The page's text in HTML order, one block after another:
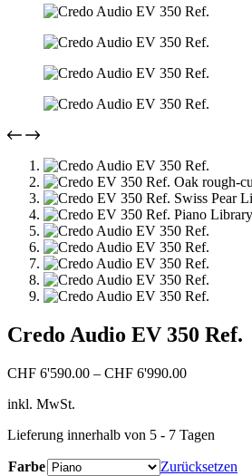
Credo Audio EV 350 Ref.
CHF 6'590.00 – CHF 6'990.00
inkl. MwSt.
Lieferung innerhalb von 5 - 7 Tagen
Farbe
Zurücksetzen